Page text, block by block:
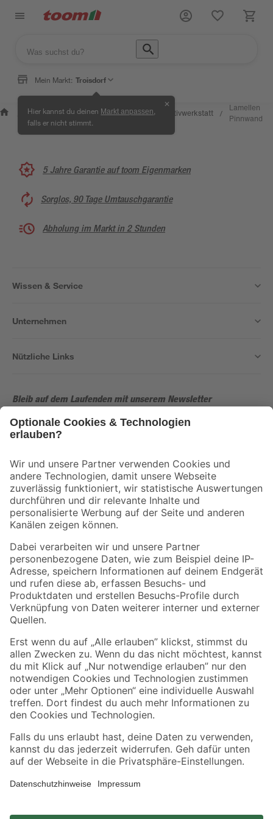
Mein Markt: Troisdorf
Hier kannst du deinen Markt anpassen
falls er nicht stimmt.
✕
Wissen &
Service
/
Selbermachen &
Ratgeber
/ Kreativwerkstatt /
Lamellen
Pinnwand
5 Jahre Garantie auf toom Eigenmarken
Sorglos, 90 Tage Umtauschgarantie
Abholung im Markt in 2 Stunden
Wissen & Service
Unternehmen
Nützliche Links
Bleib auf dem Laufenden mit unserem Newsletter
Der toom Newsletter: Keine Angebote und Aktionen mehr verpassen!
Folge uns
Zahlungsarten Versandarten
Sicher einkaufen
Jetzt die toom-App herunterladen
Alle Preisangaben in EUR inkl. gesetzl. MwSt.. Die dargestellten Angebote sind unter
Umständen nicht in allen Märkten verfügbar. Die angegebenen Verfügbarkeiten beziehen
sich auf den unter "Mein Markt" ausgewählten toom Baumarkt. Alle Angebote und
*Paketversand ab 59 € versandkostenfrei, gilt nicht für Artikel mit Speditionsversand, hier
fallen zusätzliche Versandkosten an.